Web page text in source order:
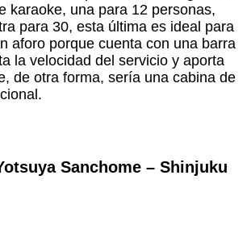
karaoke, una para 12 personas,
para 30, esta última es ideal para
aforo porque cuenta con una barra
la velocidad del servicio y aporta
de otra forma, sería una cabina de
Sanchome – Shinjuku